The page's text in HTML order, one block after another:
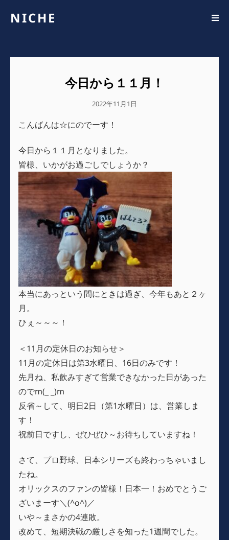
NICHE
今日から１１月！
公
日
2022年11月1日
こんばんは☆にのでーす！
今日から１１月となりました。
皆様、いかがお過ごしでしょうか？
本当にあっという間にときは過ぎ、今年もあと２ヶ
月。
ひぇ～～～！
＜11月の定休日のお知らせ＞
11月の定休日は第3水曜日、16日のみです！
先月ね、私飲みすぎて営業できなかった日があった
のでm(_ _)m
反省～して、明日2日（第1水曜日）は、営業しま
す！
祝前日ですし、ぜひぜひ～お待ちしていますね！
さて、プロ野球、日本シリーズも終わっちゃいまし
たね。
オリックスのファンの皆様！日本一！おめでとうご
ざいまーす＼(^o^)／
いや～まさかの4連敗。
改めて、短期決戦の厳しさを知った1週間でした。